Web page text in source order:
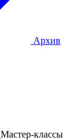
Архив
Мастер-классы